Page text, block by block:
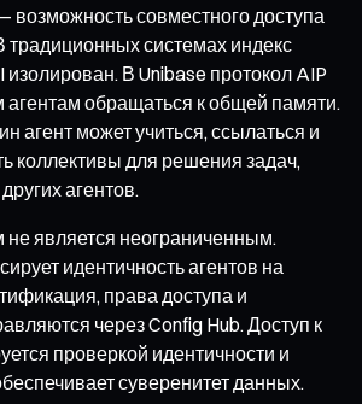
возможность совместного доступа
традиционных системах индекс
изолирован. В Unibase протокол AIP
агентам обращаться к общей памяти.
агент может учиться, ссылаться и
коллективы для решения задач,
агентов.
не является неограниченным.
идентичность агентов на
права доступа и
через Config Hub. Доступ к
проверкой идентичности и
суверенитет данных.